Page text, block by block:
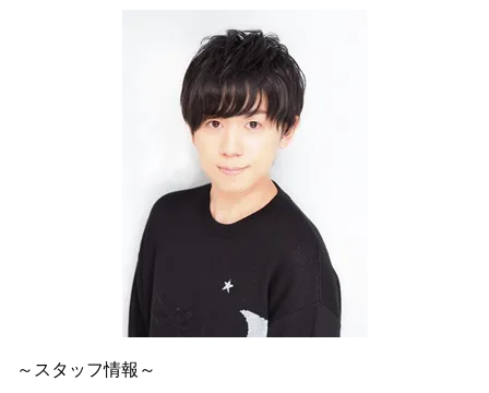
～スタッフ情報～